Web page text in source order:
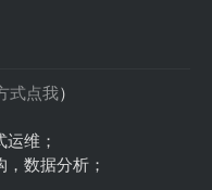
式点我）
维；
数据分析；